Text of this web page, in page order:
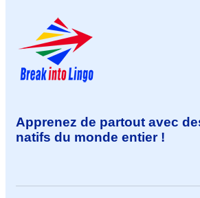
Apprenez de partout avec
natifs du monde entier !